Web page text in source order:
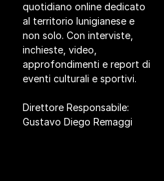
quotidiano online dedicato
al territorio lunigianese e
non solo. Con interviste,
inchieste, video,
approfondimenti e report di
eventi culturali e sportivi.
Direttore Responsabile:
Gustavo Diego Remaggi